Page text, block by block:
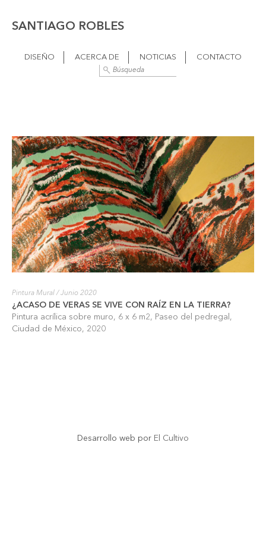
SANTIAGO ROBLES
DISEÑO ACERCA DE NOTICIAS CONTACTO
Pintura Mural/ Junio 2020
¿ACASO DE VERAS SE VIVE CON RAÍZ EN LA TIERRA?
Pintura acrílica sobre muro, 6 x 6 m2, Paseo del pedregal,
Ciudad de México, 2020
Desarrollo web por El Cultivo